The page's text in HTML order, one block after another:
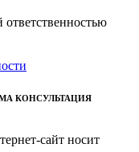
КОНСУЛЬТАЦИЯ
сайт носит